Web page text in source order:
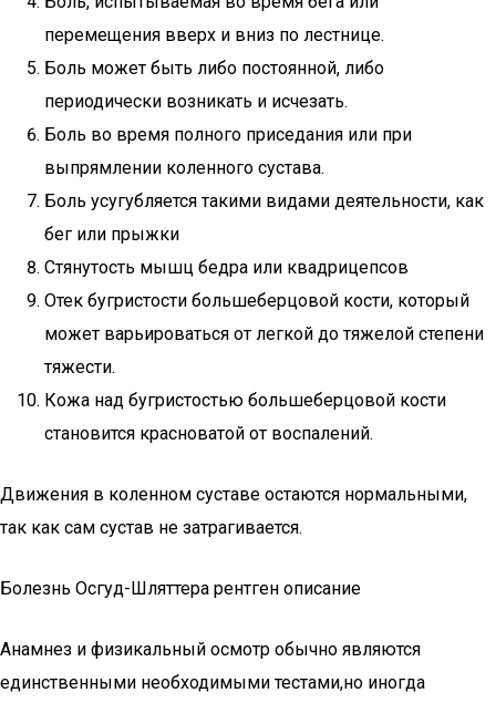
перемещения вверх и вниз по лестнице.
Боль может быть либо постоянной, либо
периодически возникать и исчезать.
Боль во время полного приседания или при
выпрямлении коленного сустава.
Боль усугубляется такими видами деятельности, как
бег или прыжки
Стянутость мышц бедра или квадрицепсов
Отек бугристости большеберцовой кости, который
может варьироваться от легкой до тяжелой степени
тяжести.
Кожа над бугристостью большеберцовой кости
становится красноватой от воспалений.
Движения в коленном суставе остаются нормальными,
так как сам сустав не затрагивается.
Болезнь Осгуд-Шляттера рентген описание
Анамнез и физикальный осмотр обычно являются
единственными необходимыми тестами,но иногда